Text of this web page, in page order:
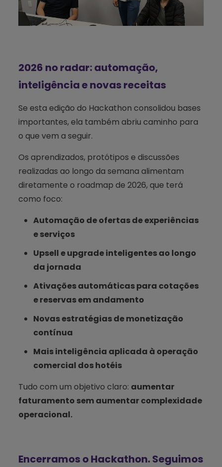
2026 no radar: automação,
inteligência e novas receitas
Se esta edição do Hackathon consolidou bases
importantes, ela também abriu caminho para
o que vem a seguir.
Os aprendizados, protótipos e discussões
realizadas ao longo da semana alimentam
diretamente o roadmap de 2026, que terá
como foco:
Automação de ofertas de experiências
e serviços
Upsell e upgrade inteligentes ao longo
da jornada
Ativações automáticas para cotações
e reservas em andamento
Novas estratégias de monetização
contínua
Mais inteligência aplicada à operação
comercial dos hotéis
Tudo com um objetivo claro: aumentar
faturamento sem aumentar complexidade
operacional.
Encerramos o Hackathon. Seguimos